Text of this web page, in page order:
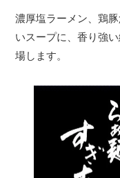
濃厚塩ラーメン、鶏
いスープに、香り強
場します。